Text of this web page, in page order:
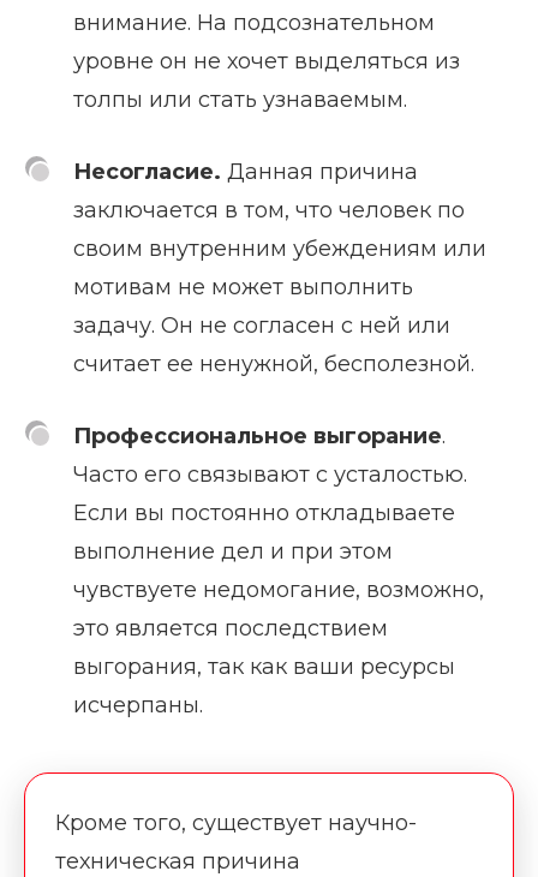
внимание. На подсознательном
уровне он не хочет выделяться из
толпы или стать узнаваемым.
Несогласие. Данная причина
заключается в том, что человек по
своим внутренним убеждениям или
мотивам не может выполнить
задачу. Он не согласен с ней или
считает ее ненужной, бесполезной.
Профессиональное выгорание.
Часто его связывают с усталостью.
Если вы постоянно откладываете
выполнение дел и при этом
чувствуете недомогание, возможно,
это является последствием
выгорания, так как ваши ресурсы
исчерпаны.
Кроме того, существует научно-
техническая причина